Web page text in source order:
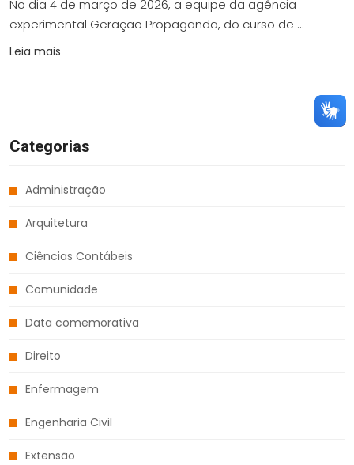
No dia 4 de março de 2026, a equipe da agência
experimental Geração Propaganda, do curso de ...
Leia mais
Categorias
Administração
Arquitetura
Ciências Contábeis
Comunidade
Data comemorativa
Direito
Enfermagem
Engenharia Civil
Extensão